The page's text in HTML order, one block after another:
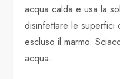
acqua calda e usa la
disinfettare le superfici
escluso il marmo.
acqua.